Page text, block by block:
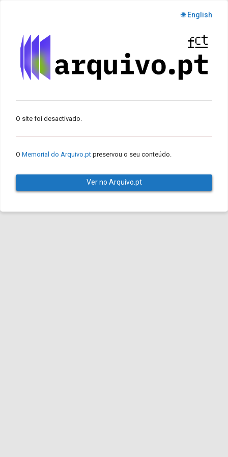
🌐 English
O site foi desactivado.
O Memorial do Arquivo.pt preservou o seu conteúdo.
Ver no Arquivo.pt